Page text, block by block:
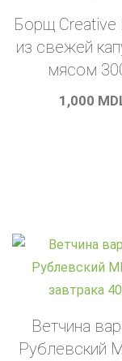
Борщ Creative
из свежей
мясом
1,000
Ветчина
Рублевский